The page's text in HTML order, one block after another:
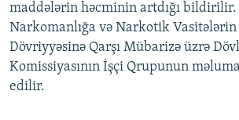
maddələrin həcminin artdığı bildirilir.
Narkomanlığa və Narkotik Vasitələrin
Dövriyyəsinə Qarşı Mübarizə üzrə
Komissiyasının İşçi Qrupunun
edilir.